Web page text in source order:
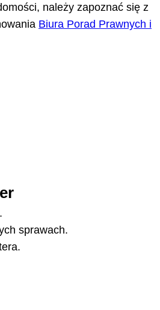
należy zapoznać się z
Biura Porad Prawnych i
sprawach.